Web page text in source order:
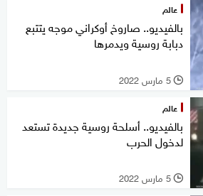
عالم
بالفيديو.. صاروخ أوكراني موجه يتتبع
دبابة روسية ويدمرها
l 5 مارس 2022
عالم
بالفيديو.. أسلحة روسية جديدة تستعد
لدخول الحرب
l 5 مارس 2022